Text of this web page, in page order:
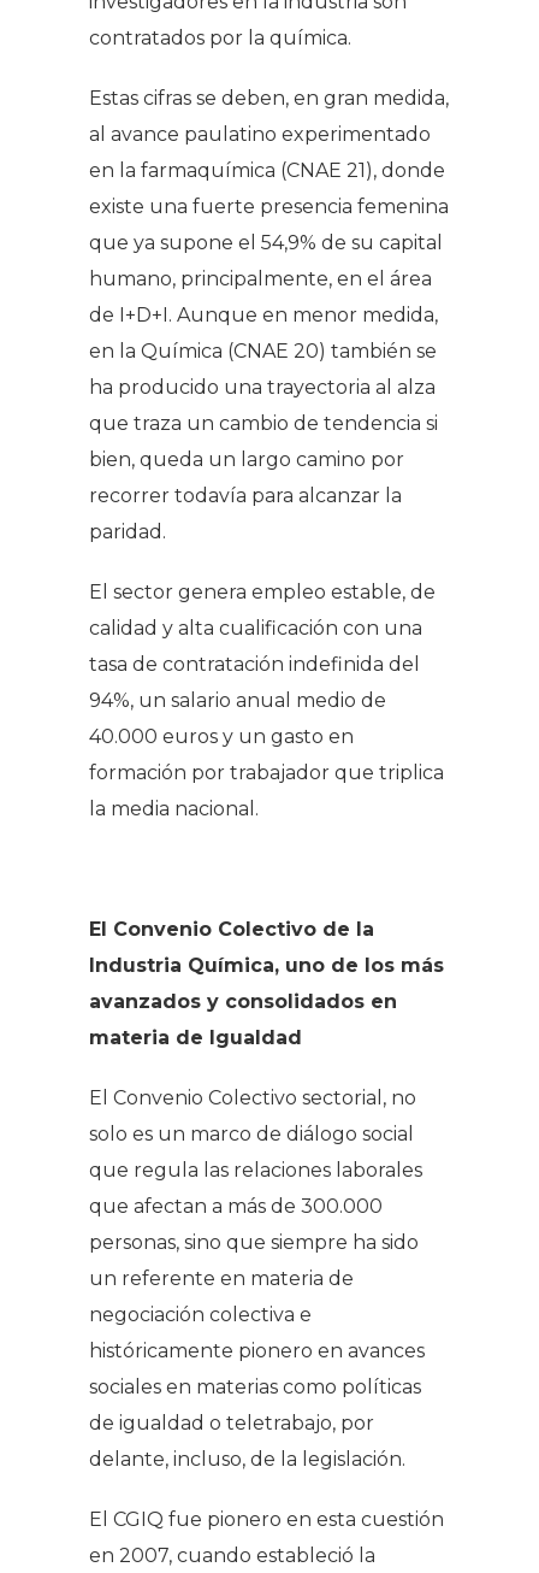
contratados por la química.
Estas cifras se deben, en gran medida,
al avance paulatino experimentado
en la farmaquímica (CNAE 21), donde
existe una fuerte presencia femenina
que ya supone el 54,9% de su capital
humano, principalmente, en el área
de I+D+I. Aunque en menor medida,
en la Química (CNAE 20) también se
ha producido una trayectoria al alza
que traza un cambio de tendencia si
bien, queda un largo camino por
recorrer todavía para alcanzar la
paridad.
El sector genera empleo estable, de
calidad y alta cualificación con una
tasa de contratación indefinida del
94%, un salario anual medio de
40.000 euros y un gasto en
formación por trabajador que triplica
la media nacional.
El Convenio Colectivo de la
Industria Química, uno de los más
avanzados y consolidados en
materia de Igualdad
El Convenio Colectivo sectorial, no
solo es un marco de diálogo social
que regula las relaciones laborales
que afectan a más de 300.000
personas, sino que siempre ha sido
un referente en materia de
negociación colectiva e
históricamente pionero en avances
sociales en materias como políticas
de igualdad o teletrabajo, por
delante, incluso, de la legislación.
El CGIQ fue pionero en esta cuestión
en 2007, cuando estableció la